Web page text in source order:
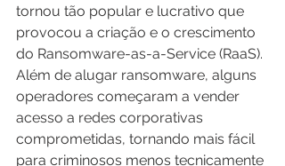
tornou tão popular e lucrativo que
provocou a criação e o crescimento
do Ransomware-as-a-Service (RaaS).
Além de alugar ransomware, alguns
operadores começaram a vender
acesso a redes corporativas
comprometidas, tornando mais fácil
para criminosos menos tecnicamente